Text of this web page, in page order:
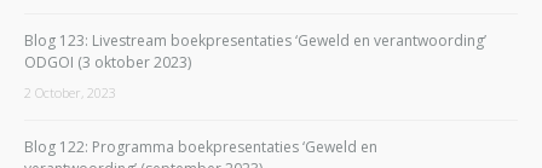
Blog 123: Livestream boekpresentaties ‘Geweld en verantwoording’
ODGOI (3 oktober 2023)
2 October, 2023
Blog 122: Programma boekpresentaties ‘Geweld en